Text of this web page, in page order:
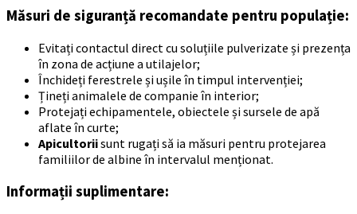
Măsuri de siguranță recomandate pentru populație:
Evitați contactul direct cu soluțiile pulverizate și prezența
în zona de acțiune a utilajelor;
Închideți ferestrele și ușile în timpul intervenției;
Țineți animalele de companie în interior;
Protejați echipamentele, obiectele și sursele de apă
aflate în curte;
Apicultoriisunt rugați să ia măsuri pentru protejarea
familiilor de albine în intervalul menționat.
Informații suplimentare: